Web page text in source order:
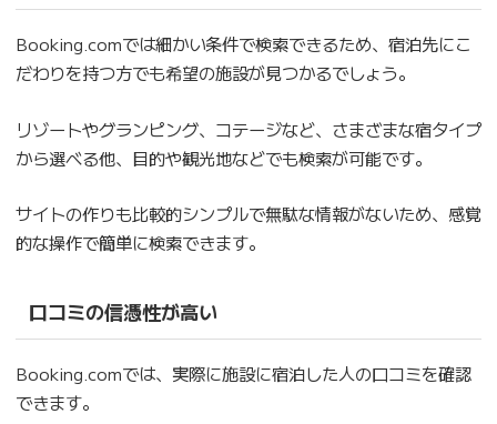
Booking.comでは細かい条件で検索できるため、宿泊先にこ
だわりを持つ方でも希望の施設が見つかるでしょう。
リゾートやグランピング、コテージなど、さまざまな宿タイプ
から選べる他、目的や観光地などでも検索が可能です。
サイトの作りも比較的シンプルで無駄な情報がないため、感覚
的な操作で簡単に検索できます。
口コミの信憑性が高い
Booking.comでは、実際に施設に宿泊した人の口コミを確認
できます。